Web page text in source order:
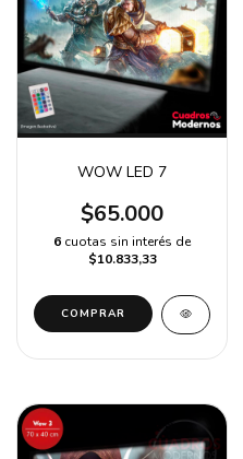
WOW LED 7
$65.000
6 cuotas sin interés de
$10.833,33
COMPRAR